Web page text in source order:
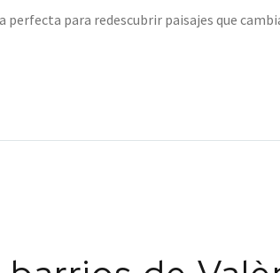
perfecta para redescubrir paisajes que